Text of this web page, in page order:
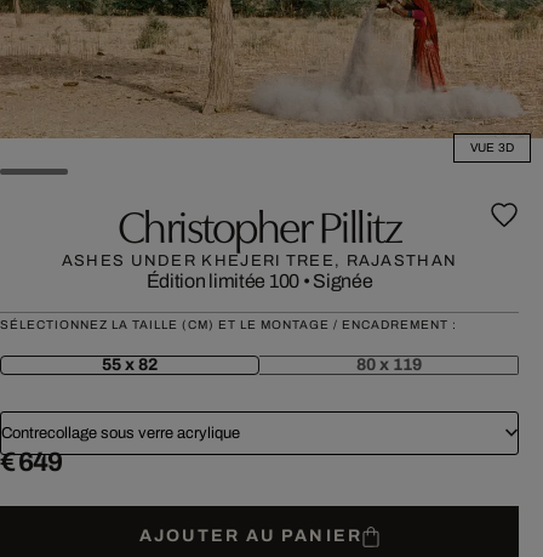
VUE 3D
Christopher Pillitz
ASHES UNDER KHEJERI TREE, RAJASTHAN
Édition limitée 100 • Signée
SÉLECTIONNEZ LA TAILLE (CM) ET LE MONTAGE / ENCADREMENT :
55 x 82 80 x 119
Contrecollage sous verre acrylique
€ 649
AJOUTER AU PANIER